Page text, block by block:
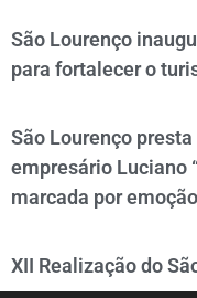
São Lourenço
para fortalecer o
São Lourenço
empresário Luciano
marcada por emoção
XII Realização do